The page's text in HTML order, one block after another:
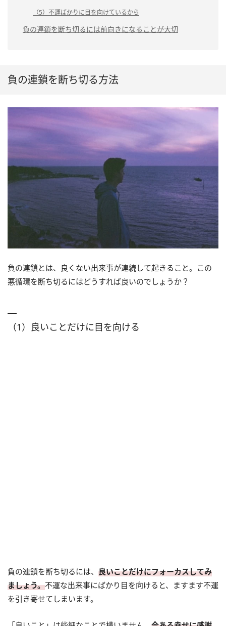
（5）不運ばかりに目を向けているから
負の連鎖を断ち切るには前向きになることが大切
負の連鎖を断ち切る方法
負の連鎖とは、良くない出来事が連続して起きること。この
悪循環を断ち切るにはどうすれば良いのでしょうか？
（1）良いことだけに目を向ける
負の連鎖を断ち切るには、 良いことだけにフォーカスしてみ
ましょう。不運な出来事にばかり目を向けると、ますます不運
を引き寄せてしまいます。